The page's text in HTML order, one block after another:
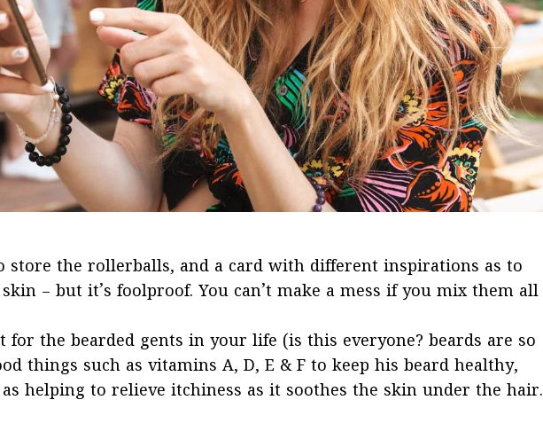
store the rollerballs, and a card with different inspirations as to
– but it’s foolproof. You can’t make a mess if you mix them all
for the bearded gents in your life (is this everyone? beards are so
things such as vitamins A, D, E & F to keep his beard healthy,
helping to relieve itchiness as it soothes the skin under the hair.